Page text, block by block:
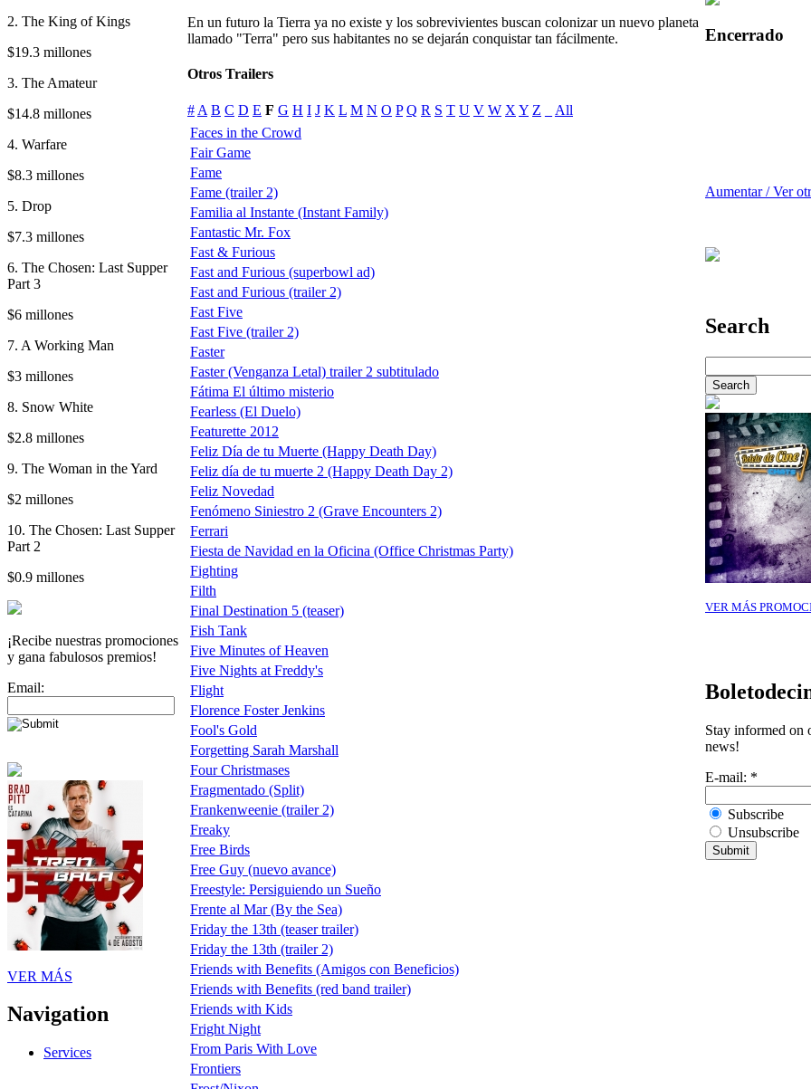
2. The King of Kings
$19.3 millones
3. The Amateur
$14.8 millones
4. Warfare
$8.3 millones
5. Drop
$7.3 millones
6. The Chosen: Last Supper
Part 3
$6 millones
7. A Working Man
$3 millones
8. Snow White
$2.8 millones
9. The Woman in the Yard
$2 millones
10. The Chosen: Last Supper
Part 2
$0.9 millones
¡Recibe nuestras promociones
y gana fabulosos premios!
Email:
VER MÁS
Navigation
Services
En un futuro la Tierra ya no existe y los sobrevivientes buscan colonizar un nuevo planeta
llamado "Terra" pero sus habitantes no se dejarán conquistar tan fácilmente.
Otros Trailers
# A B C D E F G H I J K L M N O P Q R S T U V W X Y Z
All
Faces in the Crowd
Fair Game
Fame
Fame (trailer 2)
Familia al Instante (Instant Family)
Fantastic Mr. Fox
Fast & Furious
Fast and Furious (superbowl ad)
Fast and Furious (trailer 2)
Fast Five
Fast Five (trailer 2)
Faster
Faster (Venganza Letal) trailer 2 subtitulado
Fátima El último misterio
Fearless (El Duelo)
Featurette 2012
Feliz Día de tu Muerte (Happy Death Day)
Feliz día de tu muerte 2 (Happy Death Day 2)
Feliz Novedad
Fenómeno Siniestro 2 (Grave Encounters 2)
Ferrari
Fiesta de Navidad en la Oficina (Office Christmas Party)
Fighting
Filth
Final Destination 5 (teaser)
Fish Tank
Five Minutes of Heaven
Five Nights at Freddy's
Flight
Florence Foster Jenkins
Fool's Gold
Forgetting Sarah Marshall
Four Christmases
Fragmentado (Split)
Frankenweenie (trailer 2)
Freaky
Free Birds
Free Guy (nuevo avance)
Freestyle: Persiguiendo un Sueño
Frente al Mar (By the Sea)
Friday the 13th (teaser trailer)
Friday the 13th (trailer 2)
Friends with Benefits (Amigos con Beneficios)
Friends with Benefits (red band trailer)
Friends with Kids
Fright Night
From Paris With Love
Frontiers
Encerrado
Aumentar / Ver
Search
VER MÁS
Stay informed on
news!
E-mail: *
Subscribe
Unsubscribe